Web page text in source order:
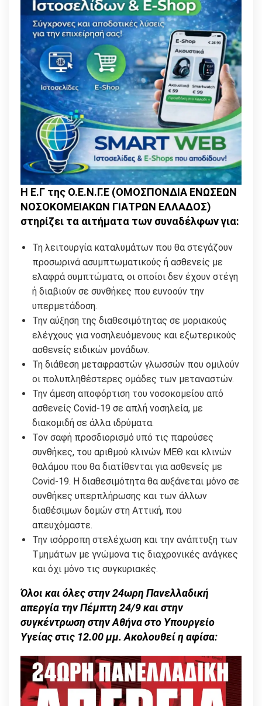
Η Ε.Γ της Ο.Ε.Ν.Γ.Ε (ΟΜΟΣΠΟΝΔΙΑ ΕΝΩΣΕΩΝ
ΝΟΣΟΚΟΜΕΙΑΚΩΝ ΓΙΑΤΡΩΝ ΕΛΛΑΔΟΣ)
στηρίζει τα αιτήματα των συναδέλφων για:
Τη λειτουργία καταλυμάτων που θα στεγάζουν
προσωρινά ασυμπτωματικούς ή ασθενείς με
ελαφρά συμπτώματα, οι οποίοι δεν έχουν στέγη
ή διαβιούν σε συνθήκες που ευνοούν την
υπερμετάδοση.
Την αύξηση της διαθεσιμότητας σε μοριακούς
ελέγχους για νοσηλευόμενους και εξωτερικούς
ασθενείς ειδικών μονάδων.
Τη διάθεση μεταφραστών γλωσσών που ομιλούν
οι πολυπληθέστερες ομάδες των μεταναστών.
Την άμεση αποφόρτιση του νοσοκομείου από
ασθενείς Covid-19 σε απλή νοσηλεία, με
διακομιδή σε άλλα ιδρύματα.
Τον σαφή προσδιορισμό υπό τις παρούσες
συνθήκες, του αριθμού κλινών ΜΕΘ και κλινών
θαλάμου που θα διατίθενται για ασθενείς με
Covid-19. Η διαθεσιμότητα θα αυξάνεται μόνο σε
συνθήκες υπερπλήρωσης και των άλλων
διαθέσιμων δομών στη Αττική, που
απευχόμαστε.
Την ισόρροπη στελέχωση και την ανάπτυξη των
Τμημάτων με γνώμονα τις διαχρονικές ανάγκες
και όχι μόνο τις συγκυριακές.
Όλοι και όλες στην 24ωρη Πανελλαδική
απεργία την Πέμπτη 24/9 και στην
συγκέντρωση στην Αθήνα στο Υπουργείο
Υγείας στις 12.00 μμ. Ακολουθεί η αφίσα: